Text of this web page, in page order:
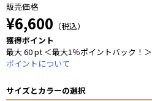
販売価格
¥6,600 （税込）
獲得ポイント
最大 60 pt ＜最大1％ポイントバック！＞
ポイントについて
サイズとカラーの選択